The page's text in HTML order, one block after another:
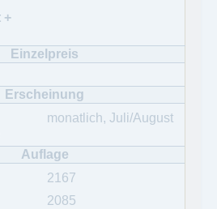
monatlich, Juli/August
2167
2085